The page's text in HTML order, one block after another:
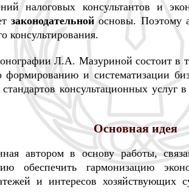
налоговых консультантов и
законодательнойосновы. Поэтому
консультирования.
Л.А. Мазуриной состоит
и систематизации
консультационных услуг
Основная идея
автором в основу работы,
обеспечить гармонизацию
и интересов хозяйствующих